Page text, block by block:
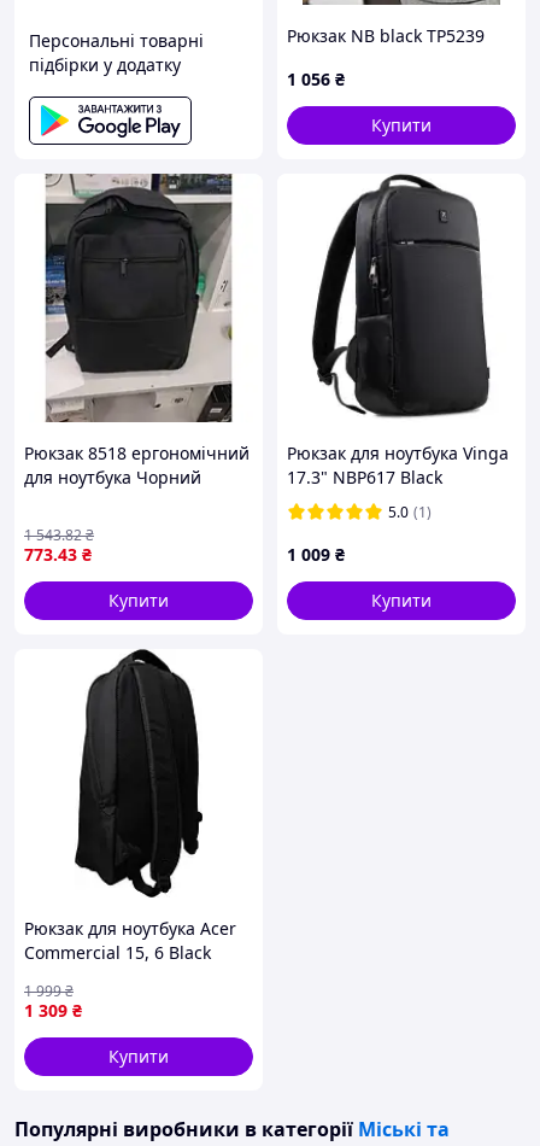
Персональні товарні
підбірки у додатку
Рюкзак NB black ТР5239
1 056 ₴
Купити
Рюкзак 8518 ергономічний
для ноутбука Чорний
комфортного носіння на
кожен день
773.43 ₴
1 543.82₴
Купити
Рюкзак для ноутбука Vinga
17.3" NBP617 Black
(NBP617BK) 5.0 (1)
1 009 ₴
Купити
Рюкзак для ноутбука Acer
Commercial 15, 6 Black
1 309 ₴
1 999₴
Купити
Популярні виробники в категорії Міські та